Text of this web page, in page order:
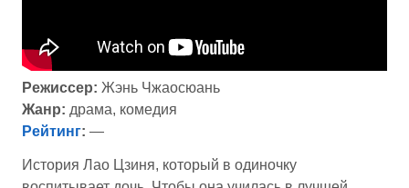
Режиссер: Жэнь Чжаосюань
Жанр: драма, комедия
Рейтинг: —
История Лао Цзиня, который в одиночку